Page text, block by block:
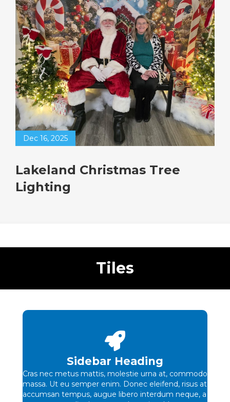
Dec 16, 2025
Lakeland Christmas Tree
Lighting
Tiles
Sidebar Heading
Cras nec metus mattis, molestie urna at, commodo
massa. Ut eu semper enim. Donec eleifend, risus at
accumsan tempus, augue libero interdum neque, a